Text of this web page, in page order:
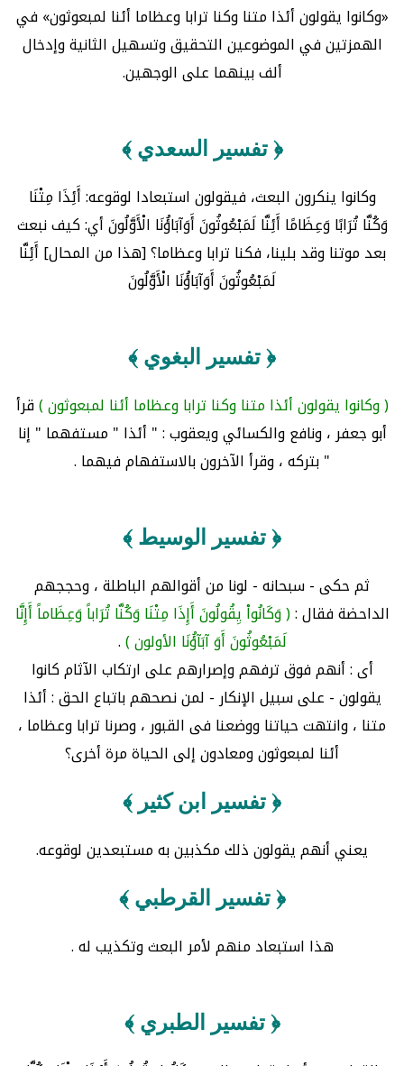
«وكانوا يقولون أئذا متنا وكنا ترابا وعظاما أئنا لمبعوثون» في
الهمزتين في الموضوعين التحقيق وتسهيل الثانية وإدخال
ألف بينهما على الوجهين.
﴿ تفسير السعدي ﴾
وكانوا ينكرون البعث، فيقولون استبعادا لوقوعه: أَئِذَا مِتْنَا
وَكُنَّا تُرَابًا وَعِظَامًا أَئِنَّا لَمَبْعُوثُونَ أَوَآبَاؤُنَا الْأَوَّلُونَ أي: كيف نبعث
بعد موتنا وقد بلينا، فكنا ترابا وعظاما؟ [هذا من المحال] أَئِنَّا
لَمَبْعُوثُونَ أَوَآبَاؤُنَا الْأَوَّلُونَ
﴿ تفسير البغوي ﴾
( وكانوا يقولون أئذا متنا وكنا ترابا وعظاما أئنا لمبعوثون )قرأ
أبو جعفر ، ونافع والكسائي ويعقوب : " أئذا " مستفهما " إنا
" بتركه ، وقرأ الآخرون بالاستفهام فيهما .
﴿ تفسير الوسيط ﴾
ثم حكى - سبحانه - لونا من أقوالهم الباطلة ، وحججهم
الداحضة فقال :( وَكَانُواْ يِقُولُونَ أَإِذَا مِتْنَا وَكُنَّا تُرَاباً وَعِظَاماً أَإِنَّا
لَمَبْعُوثُونَ أَوَ آبَآؤُنَا الأولون ).
أى : أنهم فوق ترفهم وإصرارهم على ارتكاب الآثام كانوا
يقولون - على سبيل الإنكار - لمن نصحهم باتباع الحق : أئذا
متنا ، وانتهت حياتنا ووضعنا فى القبور ، وصرنا ترابا وعظاما ،
أئنا لمبعوثون ومعادون إلى الحياة مرة أخرى؟
﴿ تفسير ابن كثير ﴾
يعني أنهم يقولون ذلك مكذبين به مستبعدين لوقوعه.
﴿ تفسير القرطبي ﴾
هذا استبعاد منهم لأمر البعث وتكذيب له .
﴿ تفسير الطبري ﴾